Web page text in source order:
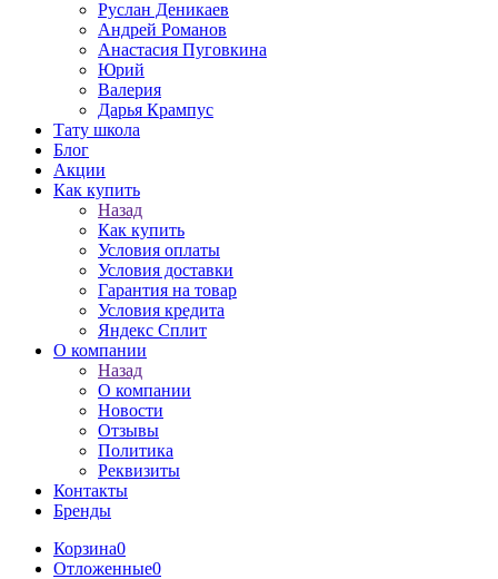
Руслан Деникаев
Андрей Романов
Анастасия Пуговкина
Юрий
Валерия
Дарья Крампус
Тату школа
Блог
Акции
Как купить
Назад
Как купить
Условия оплаты
Условия доставки
Гарантия на товар
Условия кредита
Яндекс Сплит
О компании
Назад
О компании
Новости
Отзывы
Политика
Реквизиты
Контакты
Бренды
Корзина0
Отложенные0